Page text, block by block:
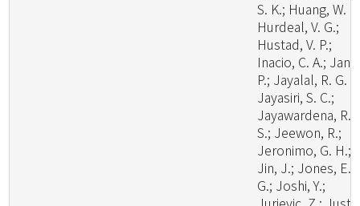
S. K.; Huang, W.
Hurdeal, V. G.;
Hustad, V. P.;
Inacio, C. A.;
P.; Jayalal, R. G.
Jayasiri, S. C.;
Jayawardena, R.
S.; Jeewon, R.;
Jeronimo, G. H.;
Jin, J.; Jones, E.
G.; Joshi, Y.;